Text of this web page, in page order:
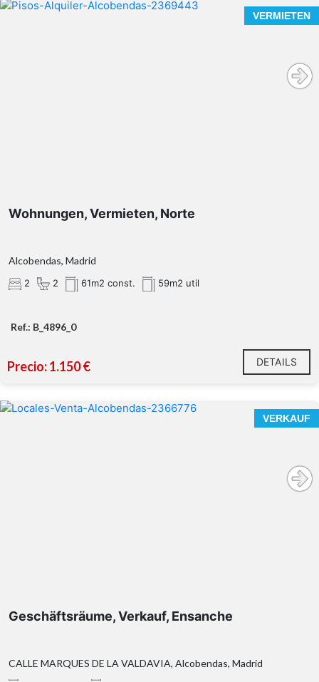
VERMIETEN
Wohnungen, Vermieten, Norte
Alcobendas, Madrid
2 2 61m2 const. 59m2 util
Ref.: B_4896_0
Precio: 1.150 € DETAILS
VERKAUF
Geschäftsräume, Verkauf, Ensanche
CALLE MARQUES DE LA VALDAVIA, Alcobendas, Madrid